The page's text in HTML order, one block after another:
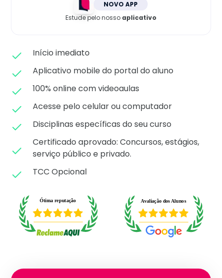
NOVO APP
Estude pelo nosso aplicativo
Início imediato
Aplicativo mobile do portal do aluno
100% online com videoaulas
Acesse pelo celular ou computador
Disciplinas específicas do seu curso
Certificado aprovado: Concursos, estágios,
serviço público e privado.
TCC Opcional